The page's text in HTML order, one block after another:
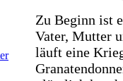
Zu Beginn ist
Vater, Mutter
läuft eine